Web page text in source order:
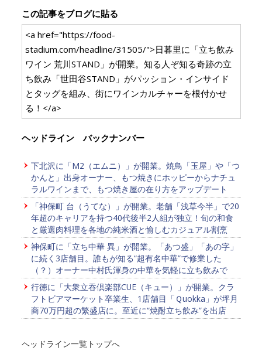
この記事をブログに貼る
<a href="https://food-
stadium.com/headline/31505/">日暮里に「立ち飲み
ワイン 荒川STAND」が開業。知る人ぞ知る奇跡の立
ち飲み「世田谷STAND」がパッション・インサイド
とタッグを組み、街にワインカルチャーを根付かせ
る！</a>
ヘッドライン バックナンバー
下北沢に「M2（エムニ）」が開業。焼鳥「玉屋」や「つ
かんと」出身オーナー、もつ焼きにホッピーからナチュ
ラルワインまで、もつ焼き屋の在り方をアップデート
「神保町 台（うてな）」が開業。老舗「浅草今半」で20
年超のキャリアを持つ40代後半2人組が独立！旬の和食
と厳選肉料理を各地の純米酒と愉しむカジュアル割烹
神保町に「立ち中華 異」が開業。「あつ盛」「あの字」
に続く3店舗目。誰もが知る“超有名中華”で修業した
（？）オーナー中村氏渾身の中華を気軽に立ち飲みで
行徳に「大衆立吞倶楽部CUE（キュー）」が開業。クラ
フトビアマーケット卒業生、1店舗目「Ｑuokka」が坪月
商70万円超の繁盛店に。至近に“焼酎立ち飲み”を出店
ヘッドライン一覧トップへ